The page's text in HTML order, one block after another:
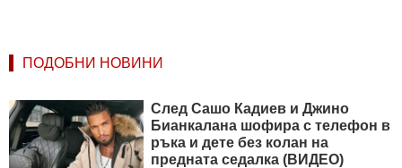
ПОДОБНИ НОВИНИ
След Сашо Кадиев и Джино
Бианкалана шофира с телефон в
ръка и дете без колан на
предната седалка (ВИДЕО)